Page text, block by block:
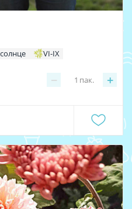
солнце VI-IX
− +
1 пак.